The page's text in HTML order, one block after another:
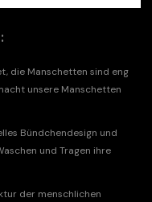
die Manschetten sind eng
unsere Manschetten
Bündchendesign und
und Tragen ihre
der menschlichen